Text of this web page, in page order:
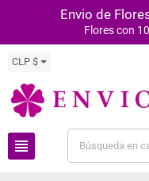
Envio de
Flores con
CLP $
view_headline